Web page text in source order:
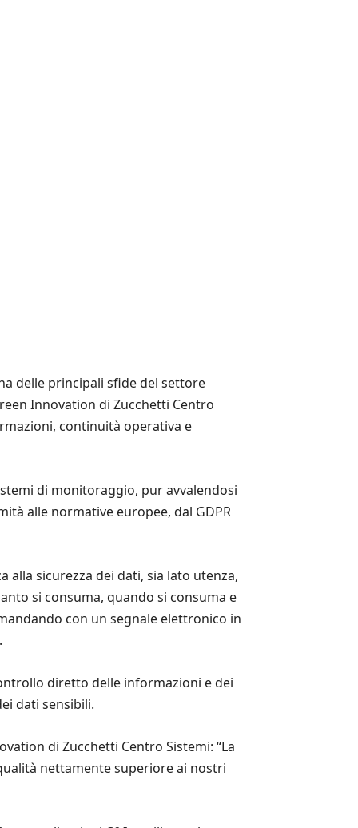
delle principali sfide del settore
Innovation di Zucchetti Centro
continuità operativa e
di monitoraggio, pur avvalendosi
alle normative europee, dal GDPR
alla sicurezza dei dati, sia lato utenza,
si consuma, quando si consuma e
con un segnale elettronico in
diretto delle informazioni e dei
dati sensibili.
di Zucchetti Centro Sistemi: “La
nettamente superiore ai nostri